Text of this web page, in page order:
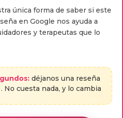
única forma de saber si este
en Google nos ayuda a
y terapeutas que lo
déjanos una reseña
. No cuesta nada, y lo cambia